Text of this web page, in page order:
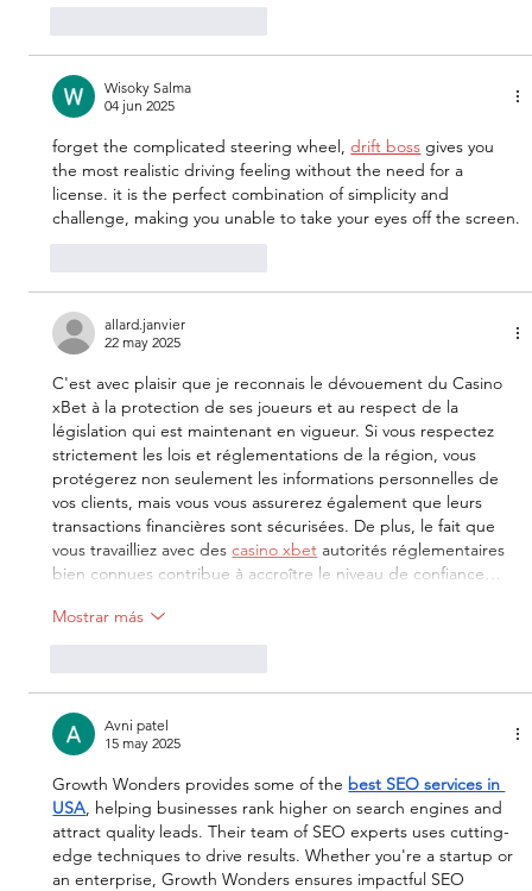
Wisoky Salma
04 jun 2025
forget the complicated steering wheel, drift boss gives you
the most realistic driving feeling without the need for a
license. it is the perfect combination of simplicity and
challenge, making you unable to take your eyes off the screen.
allard.janvier
22 may 2025
C'est avec plaisir que je reconnais le dévouement du Casino
xBet à la protection de ses joueurs et au respect de la
législation qui est maintenant en vigueur. Si vous respectez
strictement les lois et réglementations de la région, vous
protégerez non seulement les informations personnelles de
vos clients, mais vous vous assurerez également que leurs
transactions financières sont sécurisées. De plus, le fait que
vous travailliez avec des casino xbet autorités réglementaires
bien connues contribue à accroître le niveau de confiance…
Mostrar más
Avni patel
15 may 2025
Growth Wonders provides some of the best SEO services in
USA, helping businesses rank higher on search engines and
attract quality leads. Their team of SEO experts uses cutting-
edge techniques to drive results. Whether you're a startup or
an enterprise, Growth Wonders ensures impactful SEO